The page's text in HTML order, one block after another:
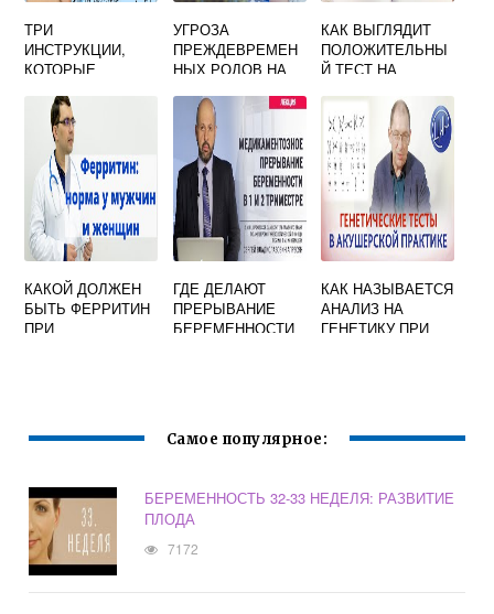
ТРИ
ИНСТРУКЦИИ,
КОТОРЫЕ
ОТУЧИТЬ ДЕТЕЙ
ПОСТОЯННО
ОТВЛЕКАТЬСЯ
НА ГАДЖЕТЫ
УГРОЗА
ПРЕЖДЕВРЕМЕН
НЫХ РОДОВ НА
КАК ВЫГЛЯДИТ
ПОЛОЖИТЕЛЬНЫ
Й ТЕСТ НА
ФОТО CLEARBLUE
КАКОЙ ДОЛЖЕН
БЫТЬ ФЕРРИТИН
ПРИ
ГДЕ ДЕЛАЮТ
ПРЕРЫВАНИЕ
БЕРЕМЕННОСТИ
КАК НАЗЫВАЕТСЯ
АНАЛИЗ НА
ГЕНЕТИКУ ПРИ
Самое популярное:
БЕРЕМЕННОСТЬ 32-33 НЕДЕЛЯ: РАЗВИТИЕ
ПЛОДА
7172